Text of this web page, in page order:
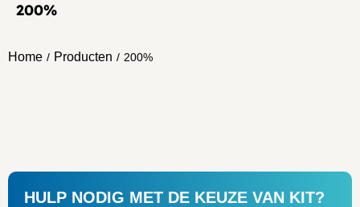
200%
Home / Producten / 200%
HULP NODIG MET DE KEUZE VAN KIT?